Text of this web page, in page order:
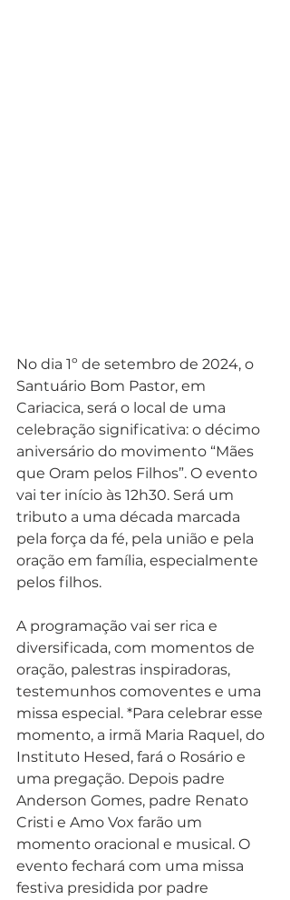
No dia 1º de setembro de 2024, o
Santuário Bom Pastor, em
Cariacica, será o local de uma
celebração significativa: o décimo
aniversário do movimento “Mães
que Oram pelos Filhos”. O evento
vai ter início às 12h30. Será um
tributo a uma década marcada
pela força da fé, pela união e pela
oração em família, especialmente
pelos filhos.
A programação vai ser rica e
diversificada, com momentos de
oração, palestras inspiradoras,
testemunhos comoventes e uma
missa especial. *Para celebrar esse
momento, a irmã Maria Raquel, do
Instituto Hesed, fará o Rosário e
uma pregação. Depois padre
Anderson Gomes, padre Renato
Cristi e Amo Vox farão um
momento oracional e musical. O
evento fechará com uma missa
festiva presidida por padre